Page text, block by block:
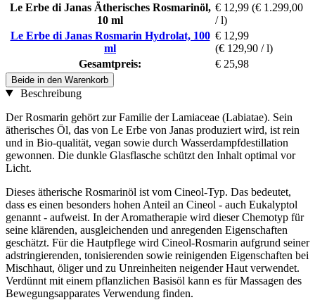
Le Erbe di Janas Ätherisches Rosmarinöl,
10 ml
€ 12,99 (€ 1.299,00
/ l)
Le Erbe di Janas Rosmarin Hydrolat, 100
ml
€ 12,99
(€ 129,90 / l)
Gesamtpreis:
€ 25,98
Beide in den Warenkorb
Beschreibung
Der Rosmarin gehört zur Familie der Lamiaceae (Labiatae). Sein
ätherisches Öl, das von Le Erbe von Janas produziert wird, ist rein
und in Bio-qualität, vegan sowie durch Wasserdampfdestillation
gewonnen. Die dunkle Glasflasche schützt den Inhalt optimal vor
Licht.
Dieses ätherische Rosmarinöl ist vom Cineol-Typ. Das bedeutet,
dass es einen besonders hohen Anteil an Cineol - auch Eukalyptol
genannt - aufweist. In der Aromatherapie wird dieser Chemotyp für
seine klärenden, ausgleichenden und anregenden Eigenschaften
geschätzt. Für die Hautpflege wird Cineol-Rosmarin aufgrund seiner
adstringierenden, tonisierenden sowie reinigenden Eigenschaften bei
Mischhaut, öliger und zu Unreinheiten neigender Haut verwendet.
Verdünnt mit einem pflanzlichen Basisöl kann es für Massagen des
Bewegungsapparates Verwendung finden.